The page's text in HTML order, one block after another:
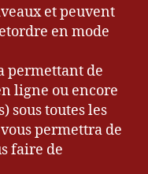
et peuvent
en mode
permettant de
ligne ou encore
sous toutes les
permettra de
faire de